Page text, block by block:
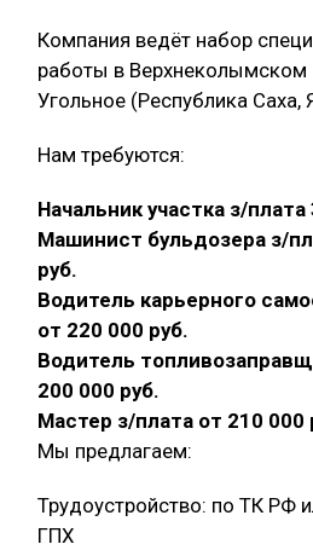
Компания ведёт набор
работы в Верхнеколымском
Угольное (Республика Саха,
Нам требуются:
Начальник участка з/плата
Машинист бульдозера з/
руб.
Водитель карьерного
от 220 000 руб.
Водитель
200 000 руб.
Мастер з/плата от 210 000
Мы предлагаем:
Трудоустройство: по ТК РФ
ГПХ